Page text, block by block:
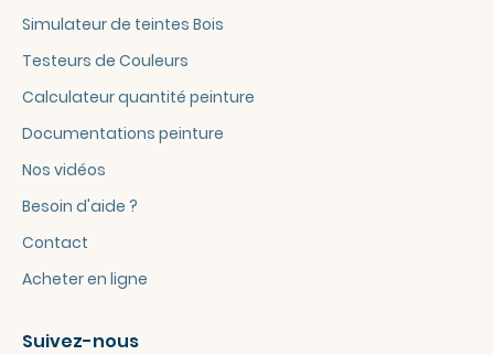
Simulateur de teintes Bois
Testeurs de Couleurs
Calculateur quantité peinture
Documentations peinture
Nos vidéos
Besoin d'aide ?
Contact
Acheter en ligne
Suivez-nous